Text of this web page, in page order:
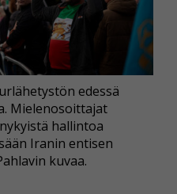
edessä
Mielenosoittajat
hallintoa
Iranin entisen
kuvaa.